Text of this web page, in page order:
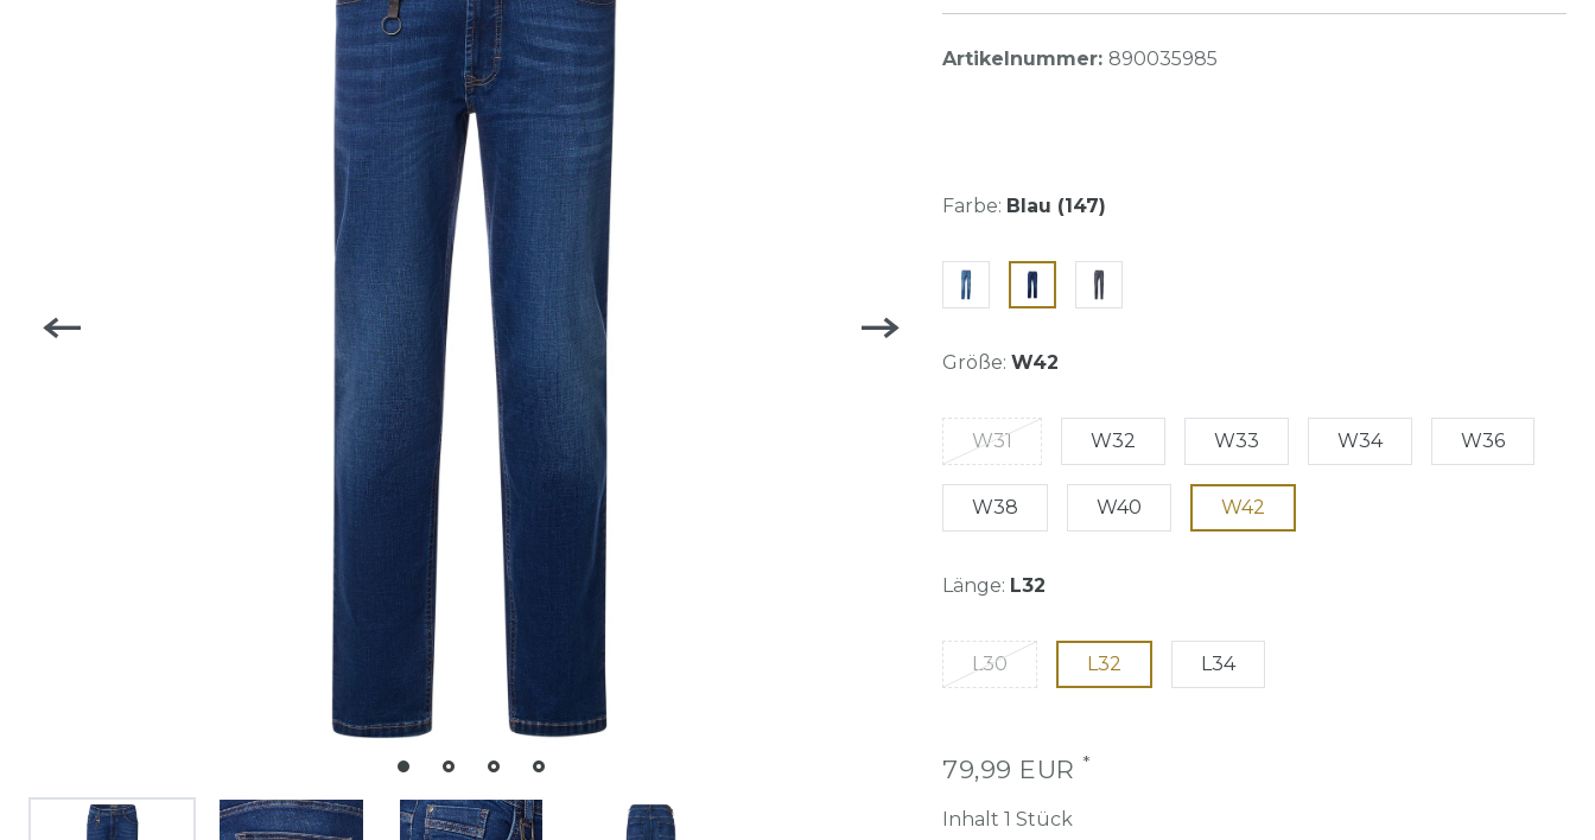
Artikelnummer: 890035985
Farbe: Blau (147)
Größe: W42
W31 W32 W33 W34 W36
W38 W40 W42
Länge: L32
L30 L32 L34
79,99 EUR *
Inhalt 1 Stück